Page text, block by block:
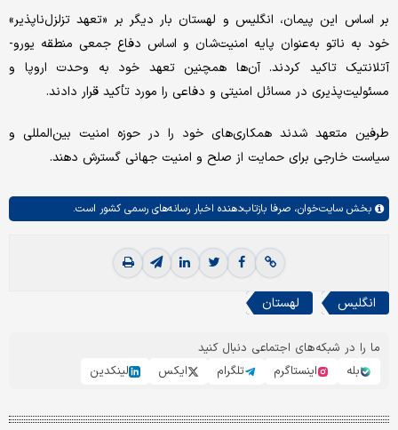
بر اساس این پیمان، انگلیس و لهستان بار دیگر بر «تعهد تزلزل‌ناپذیر»
خود به ناتو به‌عنوان پایه امنیت‌شان و اساس دفاع جمعی منطقه یورو-
آتلانتیک تاکید کردند. آن‌ها همچنین تعهد خود به وحدت اروپا و
مسئولیت‌پذیری در مسائل امنیتی و دفاعی را مورد تأکید قرار دادند.
طرفین متعهد شدند همکاری‌های خود را در حوزه امنیت بین‌المللی و
سیاست خارجی برای حمایت از صلح و امنیت جهانی گسترش دهند.
بخش سایت‌خوان، صرفا بازتاب‌دهنده اخبار رسانه‌های رسمی کشور است.
انگلیس لهستان
ما را در شبکه‌های اجتماعی دنبال کنید
بله
اینستاگرم تلگرام ایکس لینکدین